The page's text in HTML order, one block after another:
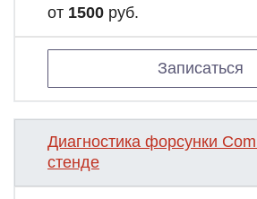
от 1500 руб.
Записаться
Диагностика форсунки
стенде